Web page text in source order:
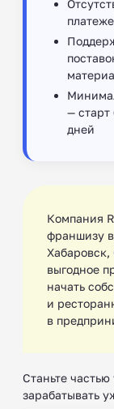
— старт
дней
Компания
франшизу
выгодное
начать
и
в
Станьте
зарабатывать